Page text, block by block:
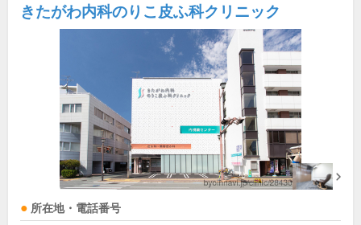
きたがわ内科のりこ皮ふ科クリニック
所在地・電話番号